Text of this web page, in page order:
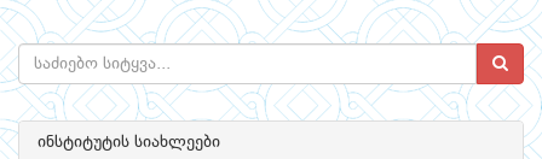
ინსტიტუტის სიახლეები